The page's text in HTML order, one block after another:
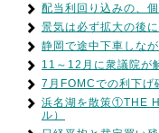
配当利回り込みの、
景気は必ず拡大の後
静岡で途中下車しな
11～12月に衆議院が
7月FOMCでの利下げ
浜名湖を散策①THE
ル）